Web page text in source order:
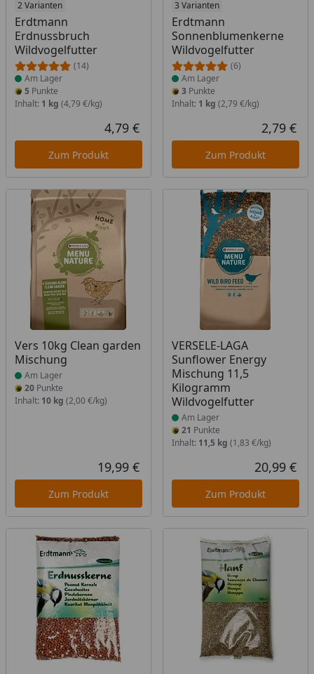
2 Varianten
Erdtmann
Erdnussbruch
Wildvogelfutter
(14)
Produkt am Lager
Am Lager
5 Punkte
Inhalt: 1 kg (4,79 €/kg)
Aktueller Preis
4,79 €
Zum Produkt
3 Varianten
Erdtmann
Sonnenblumenkerne
Wildvogelfutter
(6)
Produkt am Lager
Am Lager
3Punkte
Inhalt: 1 kg (2,79 €/kg)
2,79 €
Zum Produkt
Vers 10kg Clean garden
Mischung
Produkt am Lager
Am Lager
20 Punkte
Inhalt: 10 kg (2,00 €/kg)
Aktueller Preis
19,99 €
Zum Produkt
VERSELE-LAGA
Sunflower Energy
Mischung 11,5
Kilogramm
Wildvogelfutter
Produkt am Lager
Am Lager
21 Punkte
Inhalt: 11,5 kg (1,83 €/kg)
20,99 €
Zum Produkt